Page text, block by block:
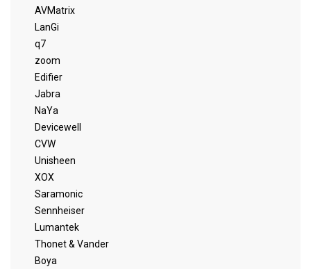
AVMatrix
LanGi
q7
zoom
Edifier
Jabra
NaYa
Devicewell
CVW
Unisheen
XOX
Saramonic
Sennheiser
Lumantek
Thonet & Vander
Boya